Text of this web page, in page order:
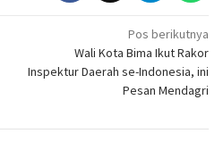
Pos berikutnya
Wali Kota Bima Ikut Rakor
Inspektur Daerah se-Indonesia, ini
Pesan Mendagri